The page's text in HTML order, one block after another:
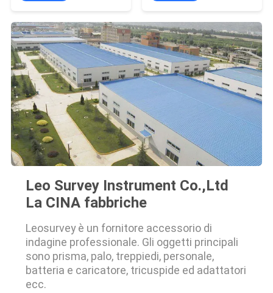
Leo Survey Instrument Co.,Ltd
La CINA fabbriche
Leosurvey è un fornitore accessorio di
indagine professionale. Gli oggetti principali
sono prisma, palo, treppiedi, personale,
batteria e caricatore, tricuspide ed adattatori
ecc.